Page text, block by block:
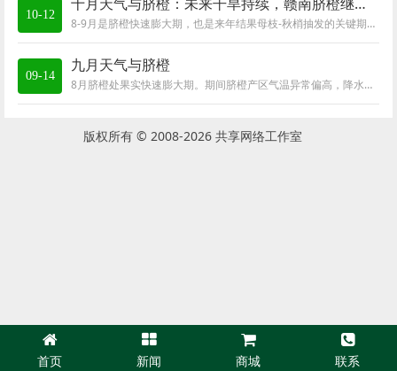
10-12
8-9月是脐橙快速膨大期，也是来年结果母枝-秋梢抽发的关键期，期间气温偏高、光照充足，对有灌溉条件的脐橙果实膨大和秋梢生长有利；但8-9月脐橙产区出...
09-14
九月天气与脐橙
8月脐橙处果实快速膨大期。期间脐橙产区气温异常偏高，降水显著偏少，据MCI气象干旱监测显示，8月旱情逐步发展，其中脐橙产区大部分地区为中-重度干旱...
版权所有 © 2008-2026 共享网络工作室
首页 新闻 商城 联系